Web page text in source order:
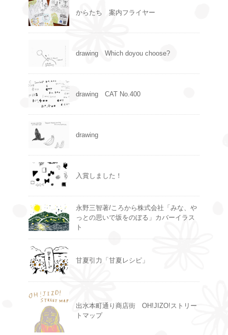
からたち 案内フライヤー
drawing Which doyou choose?
drawing CAT No.400
drawing
入賞しました！
永野三智著/ころから株式会社「みな、や
っとの思いで坂をのぼる」カバーイラス
ト
甘夏引力「甘夏レシピ」
出水本町通り商店街 OH!JIZO!ストリー
トマップ